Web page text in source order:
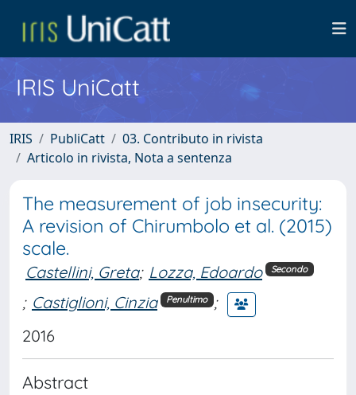
IRIS UniCatt
IRIS PubliCatt
03. Contributo in rivista
Articolo in rivista, Nota a sentenza
The measurement of job insecurity:
A revision of Chirumbolo et al. (2015)
scale.
Castellini, Greta; Lozza, Edoardo Secondo
; Castiglioni, Cinzia Penultimo ;
2016
Abstract